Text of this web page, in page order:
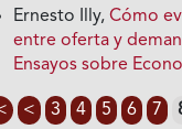
Ernesto Illy,Cómo
entre oferta y
Ensayos sobre
< 3 4 5 6 7